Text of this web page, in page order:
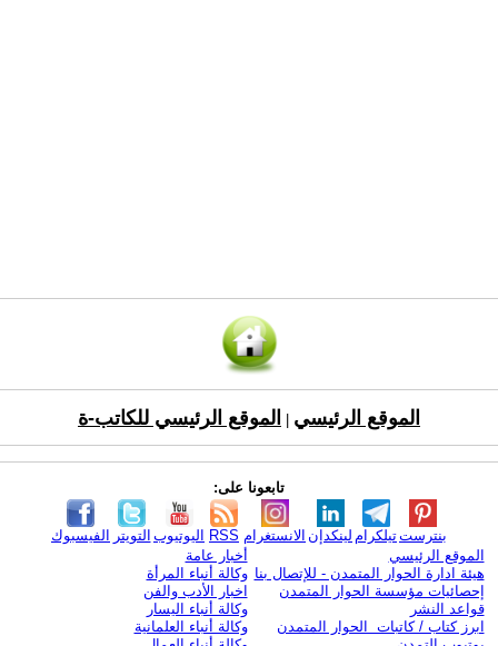
الموقع الرئيسي الموقع الرئيسي للكاتب-ة
تابعونا على:
الفيسبوك التويتر اليوتيوب RSS الانستغرام لينكدإن تيلكرامبنترست
الموقع الرئيسي
هيئة ادارة الحوار المتمدن - للإتصال بنا
إحصائيات مؤسسة الحوار المتمدن
قواعد النشر
ابرز كتاب / كاتبات الحوار المتمدن
أخبار عامة
وكالة أنباء المرأة
اخبار الأدب والفن
وكالة أنباء اليسار
وكالة أنباء العلمانية